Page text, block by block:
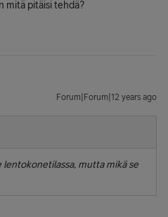
mitä pitäisi tehdä?
Forum|Forum|12 years ago
mutta mikä se